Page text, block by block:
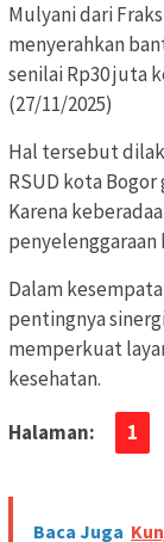
Mulyani dari
menyerahkan
senilai Rp30 juta
(27/11/2025)
Hal tersebut
RSUD kota
Karena
penyelenggaraan
Dalam
pentingnya
memperkuat
kesehatan.
Halaman: 1
Baca Juga